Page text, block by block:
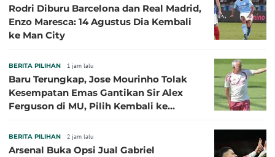
Rodri Diburu Barcelona dan Real Madrid,
Enzo Maresca: 14 Agustus Dia Kembali
ke Man City
BERITA PILIHAN 1 jam lalu
Baru Terungkap, Jose Mourinho Tolak
Kesempatan Emas Gantikan Sir Alex
Ferguson di MU, Pilih Kembali ke
BERITA PILIHAN 2 jam lalu
Arsenal Buka Opsi Jual Gabriel